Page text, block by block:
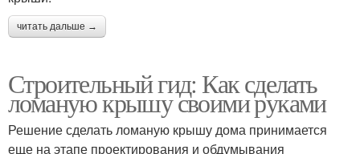
читать дальше →
Строительный гид: Как сделать
ломаную крышу своими руками
Решение сделать ломаную крышу дома принимается
еще на этапе проектирования и обдумывания